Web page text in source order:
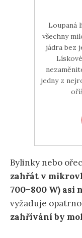
Loupaná
všechny
jádra bez
jedny z
Bylinky nebo
zahřát v
700–800 W) asi
vyžaduje
zahřívání by